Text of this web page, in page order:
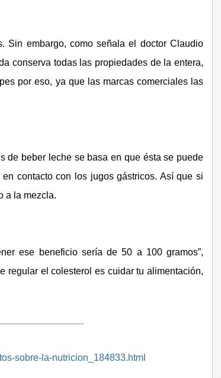
Sin embargo, como señala el doctor Claudio
conserva todas las propiedades de la entera,
por eso, ya que las marcas comerciales las
de beber leche se basa en que ésta se puede
contacto con los jugos gástricos. Así que si
a la mezcla.
ese beneficio sería de 50 a 100 gramos”,
regular el colesterol es cuidar tu alimentación,
sobre-la-nutricion_184833.html